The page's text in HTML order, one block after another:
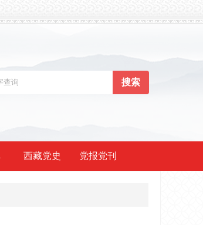
西藏党史 党报党刊